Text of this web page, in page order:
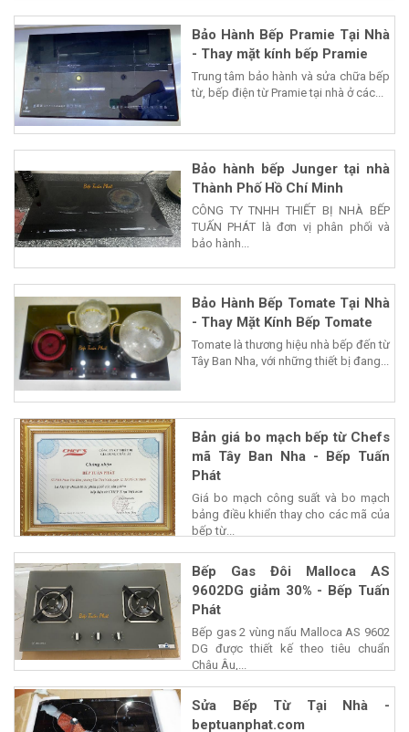
Bảo Hành Bếp Pramie Tại Nhà
- Thay mặt kính bếp Pramie
Trung tâm bảo hành và sửa chữa bếp
từ, bếp điện từ Pramie tại nhà ở các...
Bảo hành bếp Junger tại nhà
Thành Phố Hồ Chí Minh
CÔNG TY TNHH THIẾT BỊ NHÀ BẾP
TUẤN PHÁT là đơn vị phân phối và
bảo hành...
Bảo Hành Bếp Tomate Tại Nhà
- Thay Mặt Kính Bếp Tomate
Tomate là thương hiệu nhà bếp đến từ
Tây Ban Nha, với những thiết bị đang...
Bản giá bo mạch bếp từ Chefs
mã Tây Ban Nha - Bếp Tuấn
Phát
Giá bo mạch công suất và bo mạch
bảng điều khiển thay cho các mã của
bếp từ...
Bếp Gas Đôi Malloca AS
9602DG giảm 30% - Bếp Tuấn
Phát
Bếp gas 2 vùng nấu Malloca AS 9602
DG được thiết kế theo tiêu chuẩn
Châu Âu,...
Sửa Bếp Từ Tại Nhà -
beptuanphat.com